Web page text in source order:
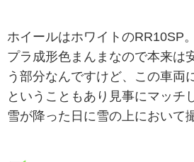
ホイールはホワイトのRR10SP。
プラ成形色まんまなので本来は
う部分なんですけど、この車両
ということもあり見事にマッチ
雪が降った日に雪の上において